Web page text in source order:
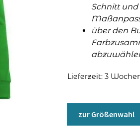
Schnitt und
über den
Lieferzeit: 3
zur Größenwahl